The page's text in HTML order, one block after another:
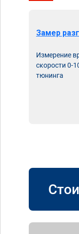
Замер
Измерение
скорости 0-
тюнинга